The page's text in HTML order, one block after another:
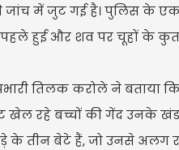
में जुट गई है। पुलिस के एक
पहले हुई और शव पर चूहों के
तिलक करोले ने
खेल रहे बच्चों की गेंद उनके
के तीन बेटे हैं, जो उनसे अलग